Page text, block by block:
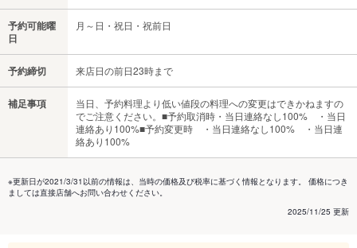
予約可能曜
日
月～日・祝日・祝前日
予約締切 来店日の前日23時まで
補足事項
当日、予約料理より低い値段の料理への変更はできかねますの
でご注意ください。■予約取消時・当日連絡なし100% ・当日
連絡あり100%■予約変更時 ・当日連絡なし100% ・当日連
絡あり100%
※更新日が2021/3/31以前の情報は、当時の価格及び税率に基づく情報となります。 価格につき
ましては直接店舗へお問い合わせください。
2025/11/25 更新